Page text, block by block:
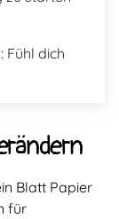
Fühl dich
Blatt Papier
für